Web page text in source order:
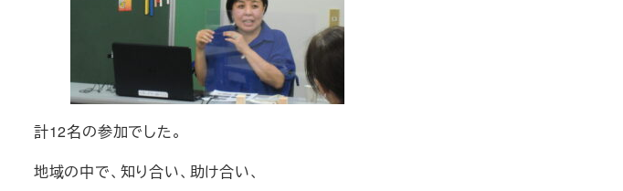
計12名の参加でした。
地域の中で、知り合い、助け合い、